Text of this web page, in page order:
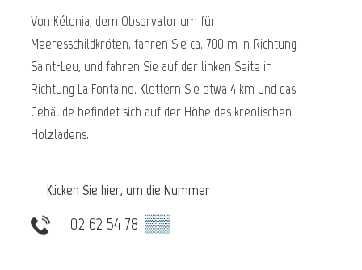
Von Kélonia, dem Observatorium für
Meeresschildkröten, fahren Sie ca. 700 m in Richtung
Saint-Leu, und fahren Sie auf der linken Seite in
Richtung La Fontaine. Klettern Sie etwa 4 km und das
Gebäude befindet sich auf der Höhe des kreolischen
Holzladens.
Klicken Sie hier, um die Nummer
02 62 54 78 ▒▒